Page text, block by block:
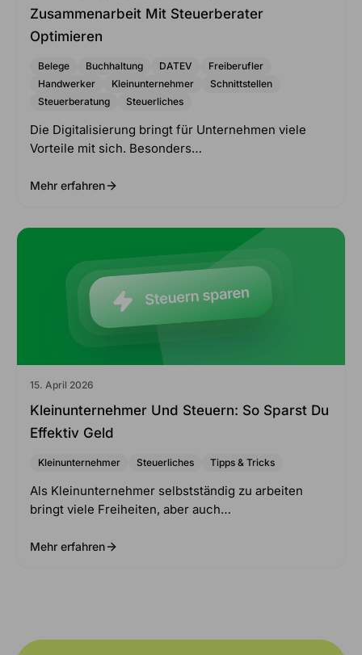
Zusammenarbeit Mit Steuerberater
Optimieren
Belege Buchhaltung DATEV
Freiberufler
Handwerker
Kleinunternehmer
Schnittstellen
Steuerberatung
Steuerliches
Die Digitalisierung bringt für Unternehmen viele
Vorteile mit sich. Besonders…
Mehr erfahren
15. April 2026
Kleinunternehmer Und Steuern: So Sparst Du
Effektiv Geld
Kleinunternehmer Steuerliches Tipps & Tricks
Als Kleinunternehmer selbstständig zu arbeiten
bringt viele Freiheiten, aber auch…
Mehr erfahren